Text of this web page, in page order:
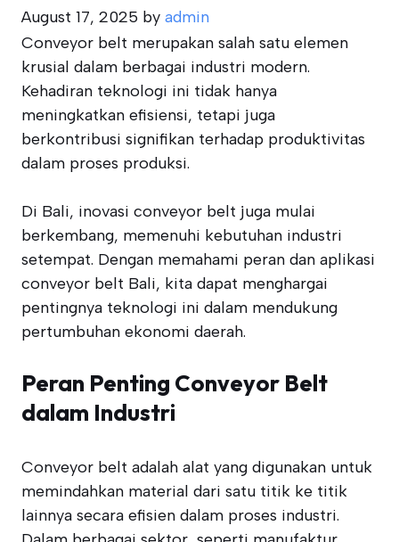
August 17, 2025 by admin
Conveyor belt merupakan salah satu elemen
krusial dalam berbagai industri modern.
Kehadiran teknologi ini tidak hanya
meningkatkan efisiensi, tetapi juga
berkontribusi signifikan terhadap produktivitas
dalam proses produksi.
Di Bali, inovasi conveyor belt juga mulai
berkembang, memenuhi kebutuhan industri
setempat. Dengan memahami peran dan aplikasi
conveyor belt Bali, kita dapat menghargai
pentingnya teknologi ini dalam mendukung
pertumbuhan ekonomi daerah.
Peran Penting Conveyor Belt
dalam Industri
Conveyor belt adalah alat yang digunakan untuk
memindahkan material dari satu titik ke titik
lainnya secara efisien dalam proses industri.